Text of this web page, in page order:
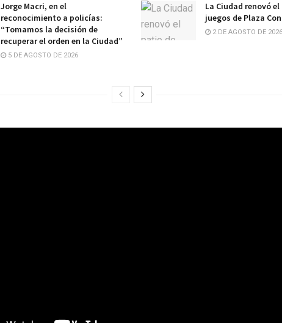
Jorge Macri, en el
reconocimiento a policías:
“Tomamos la decisión de
recuperar el orden en la Ciudad”
5 DE AGOSTO DE 2026
La Ciudad renovó
juegos de Plaza
2 DE AGOSTO DE 2026